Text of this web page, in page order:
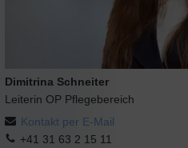
Dimitrina Schneiter
Leiterin OP Pflegebereich
Kontakt per E-Mail
+41 31 63 2 15 11